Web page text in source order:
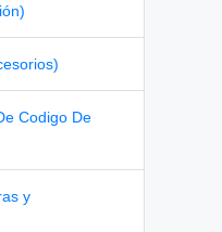
Codigo De
y